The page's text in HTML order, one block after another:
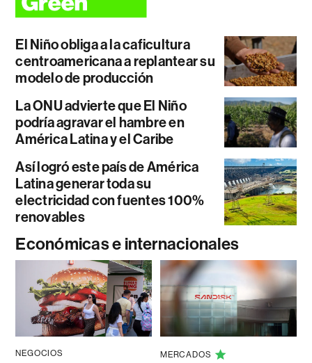
El Niño obliga a la caficultura
centroamericana a replantear su
modelo de producción
La ONU advierte que El Niño
podría agravar el hambre en
América Latina y el Caribe
Así logró este país de América
Latina generar toda su
electricidad con fuentes 100%
renovables
Económicas e internacionales
NEGOCIOS MERCADOS